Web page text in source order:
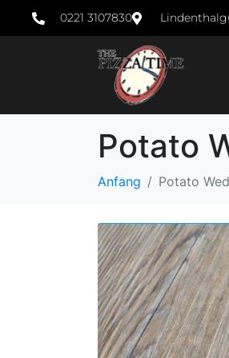
0221 3107830
Potato
Anfang Potato